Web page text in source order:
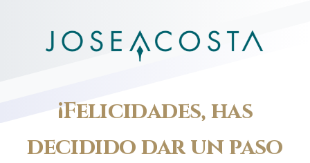
¡Felicidades,has
decididodarunpaso